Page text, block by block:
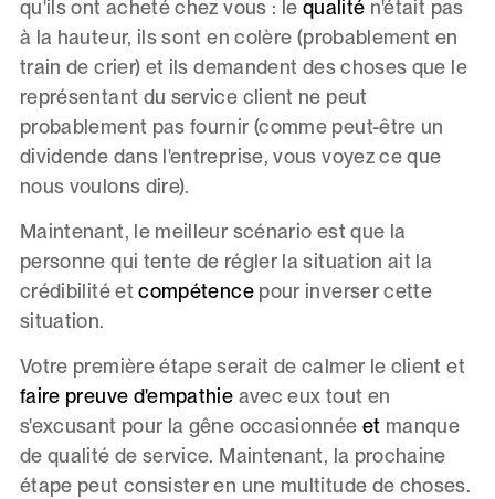
qu'ils ont acheté chez vous : le qualité n'était pas
à la hauteur, ils sont en colère (probablement en
train de crier) et ils demandent des choses que le
représentant du service client ne peut
probablement pas fournir (comme peut-être un
dividende dans l'entreprise, vous voyez ce que
nous voulons dire).
Maintenant, le meilleur scénario est que la
personne qui tente de régler la situation ait la
crédibilité etcompétencepour inverser cette
situation.
Votre première étape serait de calmer le client et
faire preuve d'empathie avec eux tout en
s'excusant pour la gêne occasionnée et manque
de qualité de service. Maintenant, la prochaine
étape peut consister en une multitude de choses.